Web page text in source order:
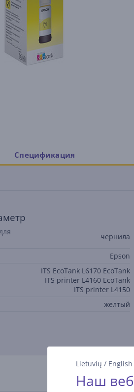
Lietuvių / English
Наш
Спецификация
чернила
Epson
ITS EcoTank L6170 EcoTank
ITS printer L4160 EcoTank
ITS printer L4150
желтый